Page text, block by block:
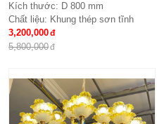
Kích thước: D 800 mm
Chất liệu: Khung thép sơn tĩnh
điện, meka, hạt pha lê
Đèn: Led siêu tiết kiệm điện đổi
3,200,000
5,800,000